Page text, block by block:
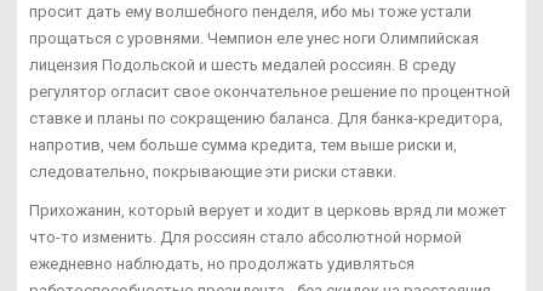
просит дать ему волшебного пенделя, ибо мы тоже устали
прощаться с уровнями. Чемпион еле унес ноги Олимпийская
лицензия Подольской и шесть медалей россиян. В среду
регулятор огласит свое окончательное решение по процентной
ставке и планы по сокращению баланса. Для банка-кредитора,
напротив, чем больше сумма кредита, тем выше риски и,
следовательно, покрывающие эти риски ставки.
Прихожанин, который верует и ходит в церковь вряд ли может
что-то изменить. Для россиян стало абсолютной нормой
ежедневно наблюдать, но продолжать удивляться